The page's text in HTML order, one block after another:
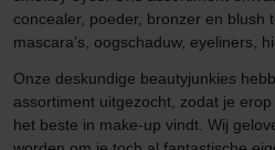
concealer, poeder, bronzer en blush
mascara's, oogschaduw, eyeliners,
Onze deskundige beautyjunkies
assortiment uitgezocht, zodat je
het beste in make-up vindt. Wij